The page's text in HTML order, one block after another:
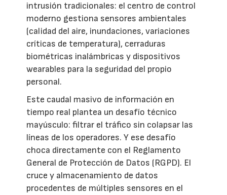
intrusión tradicionales: el centro de control
moderno gestiona sensores ambientales
(calidad del aire, inundaciones, variaciones
críticas de temperatura), cerraduras
biométricas inalámbricas y dispositivos
wearables para la seguridad del propio
personal.
Este caudal masivo de información en
tiempo real plantea un desafío técnico
mayúsculo: filtrar el tráfico sin colapsar las
líneas de los operadores. Y ese desafío
choca directamente con el Reglamento
General de Protección de Datos (RGPD). El
cruce y almacenamiento de datos
procedentes de múltiples sensores en el